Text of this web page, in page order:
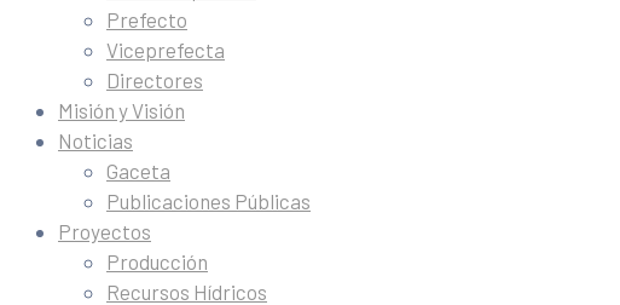
Prefecto
Viceprefecta
Directores
Misión y Visión
Noticias
Gaceta
Publicaciones Públicas
Proyectos
Producción
Recursos Hídricos